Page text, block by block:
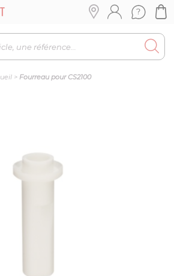
> Fourreau pour CS2100